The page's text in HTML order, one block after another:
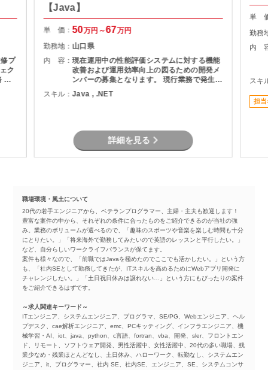
プ
ク
【Java】
単 価：50万円～67万円
勤務地： 山口県
内 容：現在運用中の性能評価システムに対する機能
改善および運用効率向上の図るための開発メ
ンバーの募集となります。 現行業務で発生し
ている課題を整理し、機能追加を実現しま
す。
スキル：Java , .NET
詳細を見る
単
勤務
内
スキ
担当
職場環境・風土について
20代の若手エンジニアから、ベテランプログラマー、主婦・主夫も歓迎します！
豊富な案件の中から、それぞれの条件に合ったものをご紹介できるのが当社の強
み。業務のボリュームが選べるので、「趣味のスポーツや音楽を楽しむ時間も十分
にとりたい。」「将来海外で勤務してみたいので英語のレッスンと平行したい。」
など、自分らしいワークライフバランスが保てます。
案件も様々なので、「前職ではJavaを極めたのでここでも活かしたい。」という方
も、「社内SEとして勤務してきたが、ITスキルを高めるためにWebアプリ開発に
チャレンジしたい。」「土日祝日休みは譲れない…」という方にもぴったりの案件
をご紹介できるはずです。
～求人関連キーワード～
ITエンジニア、システムエンジニア、プログラマ、SE/PG、Webエンジニア、ヘル
プデスク、cae解析エンジニア、emc、PCキッティング、インフラエンジニア、機
械学習・AI、iot、java、python、c言語、fortran、vba、開発、sler、フロントエン
ド、リモート、ソフトウェア開発、男性活躍中、女性活躍中、20代の多い職場、残
業少なめ・残業ほとんどなし、土日休み、ハローワーク、転勤なし、システムエン
ジニア、it、プログラマー、社内 SE、社内SE、エンジニア、SE、システムコンサ